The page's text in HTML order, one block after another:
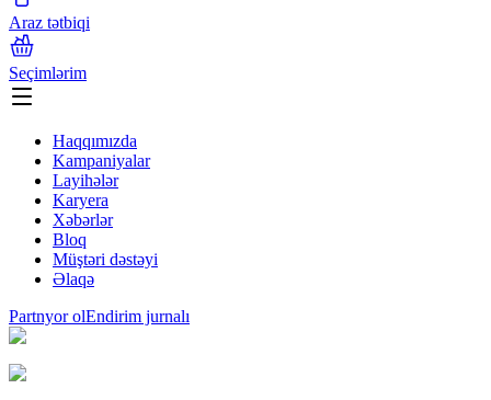
Araz tətbiqi
Seçimlərim
Haqqımızda
Kampaniyalar
Layihələr
Karyera
Xəbərlər
Bloq
Müştəri dəstəyi
Əlaqə
Partnyor olEndirim jurnalı